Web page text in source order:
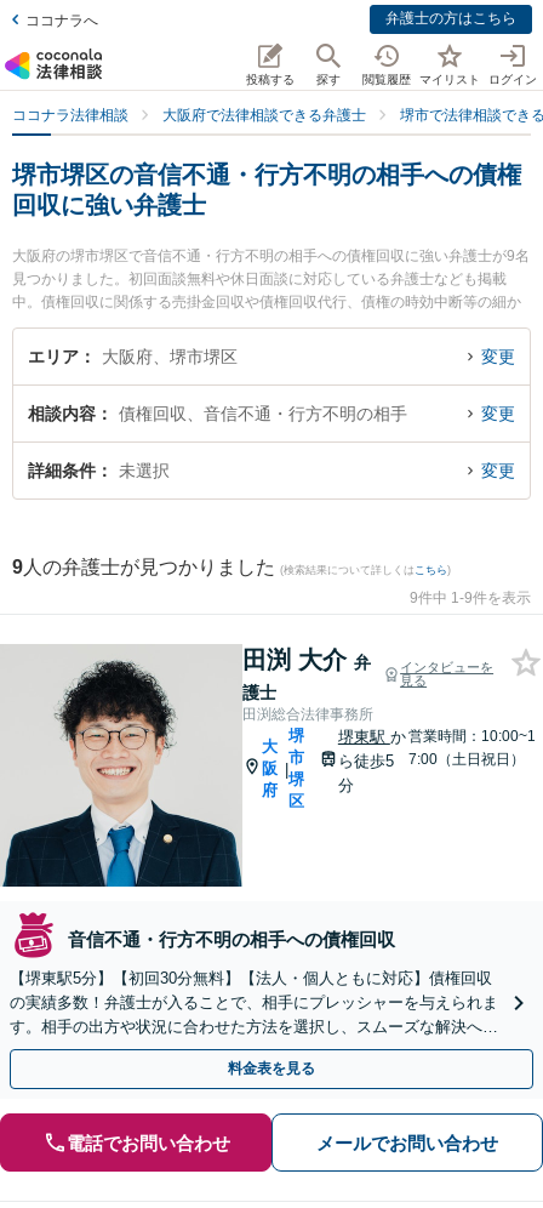
ココナラへ 弁護士の方はこちら
投稿する 探す 閲覧履歴 マイリスト ログイン
ココナラ法律相談 大阪府で法律相談できる弁護士 堺市で法律相談でき
堺市堺区の音信不通・行方不明の相手への債権
回収に強い弁護士
大阪府の堺市堺区で音信不通・行方不明の相手への債権回収に強い弁護士が9名
見つかりました。初回面談無料や休日面談に対応している弁護士なども掲載
中。債権回収に関係する売掛金回収や債権回収代行、債権の時効中断等の細か
な分野での絞り込み検索もでき便利です。特に田渕総合法律事務所の田渕 大介
弁護士や堺新町法律事務所の岬 宏美弁護士、堺みらい創生法律事務所の武田 宗
トラブルを今すぐに弁護士に相談したい』『音信不通・行方不明の相手への債
権回収のトラブル解決の実績豊富な近くの弁護士を検索したい』『初回相談無
料で音信不通・行方不明の相手への債権回収を法律相談できる堺市堺区内の弁
エリア 大阪府、堺市堺区 変更
相談内容 債権回収、音信不通・行方不明の相手 変更
詳細条件 未選択 変更
9 人の弁護士が見つかりました (検索結果について詳しくは こちら)
9件中 1-9件を表示
田渕 大介 弁
護士
インタビューを
見る
田渕総合法律事務所
大
阪
府
|
堺
市
堺
区
堺東駅 か
ら徒歩5
分
営業時間：10:00~1
7:00（土日祝日）
音信不通・行方不明の相手への債権回収
【堺東駅5分】【初回30分無料】【法人・個人ともに対応】債権回収
の実績多数！弁護士が入ることで、相手にプレッシャーを与えられま
す。相手の出方や状況に合わせた方法を選択し、スムーズな解決へと
導きます【オンライン相談可】【休日・夜間面談可】
料金表を見る
電話でお問い合わせ メールでお問い合わせ